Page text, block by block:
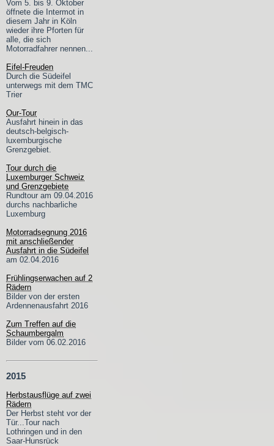
Vom 5. bis 9. Oktober
öffnete die Intermot in
diesem Jahr in Köln
wieder ihre Pforten für
alle, die sich
Motorradfahrer nennen...
Eifel-Freuden
Durch die Südeifel
unterwegs mit dem TMC
Trier
Our-Tour
Ausfahrt hinein in das
deutsch-belgisch-
luxemburgische
Grenzgebiet.
Tour durch die
Luxemburger Schweiz
und Grenzgebiete
Rundtour am 09.04.2016
durchs nachbarliche
Luxemburg
Motorradsegnung 2016
mit anschließender
Ausfahrt in die Südeifel
am 02.04.2016
Frühlingserwachen auf 2
Rädern
Bilder von der ersten
Ardennenausfahrt 2016
Zum Treffen auf die
Schaumbergalm
Bilder vom 06.02.2016
2015
Herbstausflüge auf zwei
Rädern
Der Herbst steht vor der
Tür...Tour nach
Lothringen und in den
Saar-Hunsrück